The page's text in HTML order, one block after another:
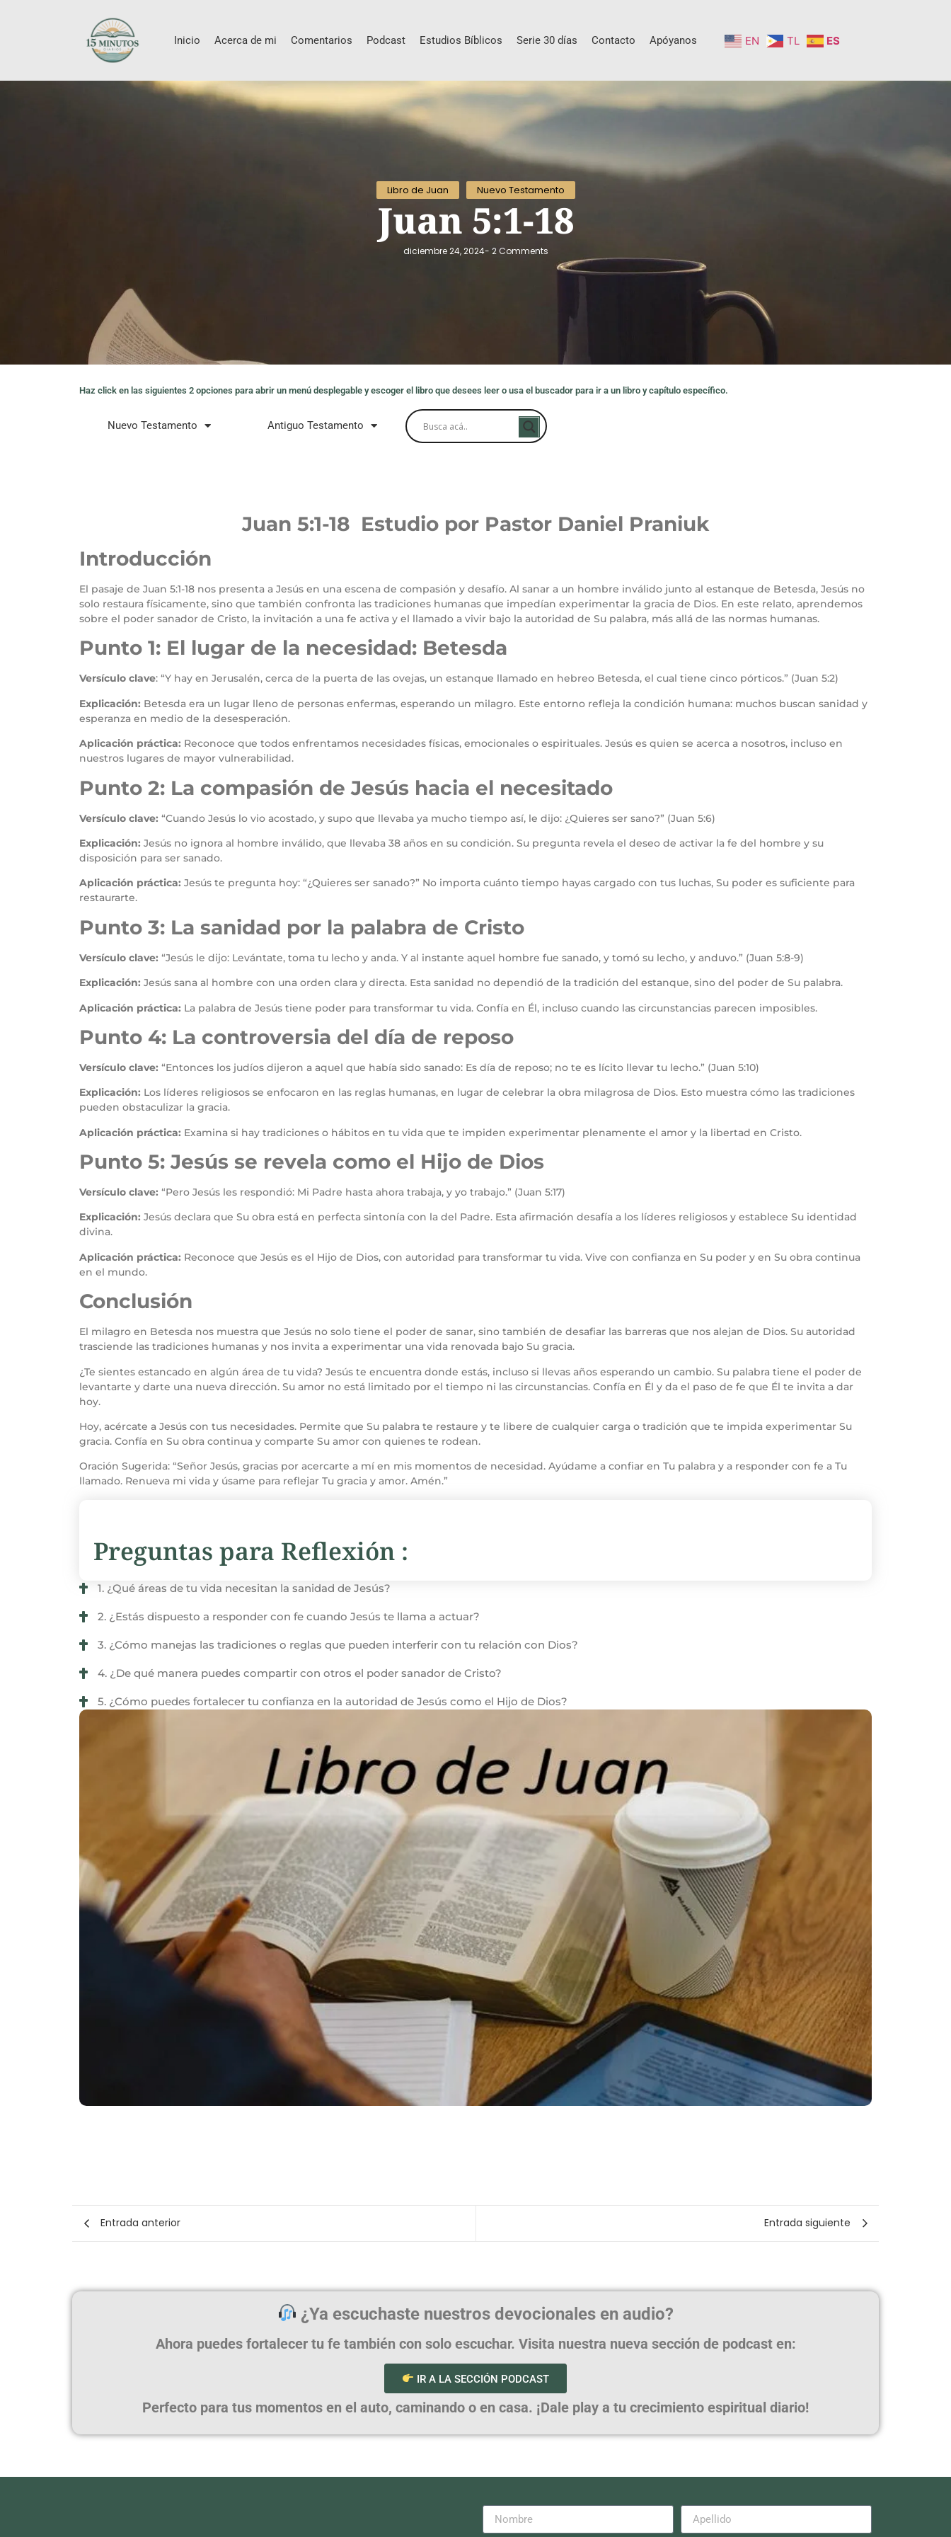
Inicio Acerca de mi Comentarios Podcast Estudios Bíblicos Serie 30 días Contacto Apóyanos EN TL ES
Libro de Juan Nuevo Testamento
Juan 5:1-18
diciembre 24, 2024- 2 Comments
Haz click en las siguientes 2 opciones para abrir un menú desplegable y escoger el libro que desees leer o usa el buscador para ir a un libro y capítulo específico.
Nuevo Testamento Antiguo Testamento
Juan 5:1-18 Estudio por Pastor Daniel Praniuk
Introducción
El pasaje de Juan 5:1-18 nos presenta a Jesús en una escena de compasión y desafío. Al sanar a un hombre inválido junto al estanque de Betesda, Jesús no
solo restaura físicamente, sino que también confronta las tradiciones humanas que impedían experimentar la gracia de Dios. En este relato, aprendemos
sobre el poder sanador de Cristo, la invitación a una fe activa y el llamado a vivir bajo la autoridad de Su palabra, más allá de las normas humanas.
Punto 1: El lugar de la necesidad: Betesda
Versículo clave: “Y hay en Jerusalén, cerca de la puerta de las ovejas, un estanque llamado en hebreo Betesda, el cual tiene cinco pórticos.” (Juan 5:2)
Explicación: Betesda era un lugar lleno de personas enfermas, esperando un milagro. Este entorno refleja la condición humana: muchos buscan sanidad y
esperanza en medio de la desesperación.
Aplicación práctica: Reconoce que todos enfrentamos necesidades físicas, emocionales o espirituales. Jesús es quien se acerca a nosotros, incluso en
nuestros lugares de mayor vulnerabilidad.
Punto 2: La compasión de Jesús hacia el necesitado
Versículo clave: “Cuando Jesús lo vio acostado, y supo que llevaba ya mucho tiempo así, le dijo: ¿Quieres ser sano?” (Juan 5:6)
Explicación: Jesús no ignora al hombre inválido, que llevaba 38 años en su condición. Su pregunta revela el deseo de activar la fe del hombre y su
disposición para ser sanado.
Aplicación práctica: Jesús te pregunta hoy: “¿Quieres ser sanado?” No importa cuánto tiempo hayas cargado con tus luchas, Su poder es suficiente para
restaurarte.
Punto 3: La sanidad por la palabra de Cristo
Versículo clave: “Jesús le dijo: Levántate, toma tu lecho y anda. Y al instante aquel hombre fue sanado, y tomó su lecho, y anduvo.” (Juan 5:8-9)
Explicación: Jesús sana al hombre con una orden clara y directa. Esta sanidad no dependió de la tradición del estanque, sino del poder de Su palabra.
Aplicación práctica: La palabra de Jesús tiene poder para transformar tu vida. Confía en Él, incluso cuando las circunstancias parecen imposibles.
Punto 4: La controversia del día de reposo
Versículo clave: “Entonces los judíos dijeron a aquel que había sido sanado: Es día de reposo; no te es lícito llevar tu lecho.” (Juan 5:10)
Explicación: Los líderes religiosos se enfocaron en las reglas humanas, en lugar de celebrar la obra milagrosa de Dios. Esto muestra cómo las tradiciones
pueden obstaculizar la gracia.
Aplicación práctica: Examina si hay tradiciones o hábitos en tu vida que te impiden experimentar plenamente el amor y la libertad en Cristo.
Punto 5: Jesús se revela como el Hijo de Dios
Versículo clave: “Pero Jesús les respondió: Mi Padre hasta ahora trabaja, y yo trabajo.” (Juan 5:17)
Explicación: Jesús declara que Su obra está en perfecta sintonía con la del Padre. Esta afirmación desafía a los líderes religiosos y establece Su identidad
divina.
Aplicación práctica: Reconoce que Jesús es el Hijo de Dios, con autoridad para transformar tu vida. Vive con confianza en Su poder y en Su obra continua
en el mundo.
Conclusión
El milagro en Betesda nos muestra que Jesús no solo tiene el poder de sanar, sino también de desafiar las barreras que nos alejan de Dios. Su autoridad
trasciende las tradiciones humanas y nos invita a experimentar una vida renovada bajo Su gracia.
¿Te sientes estancado en algún área de tu vida? Jesús te encuentra donde estás, incluso si llevas años esperando un cambio. Su palabra tiene el poder de
levantarte y darte una nueva dirección. Su amor no está limitado por el tiempo ni las circunstancias. Confía en Él y da el paso de fe que Él te invita a dar
hoy.
Hoy, acércate a Jesús con tus necesidades. Permite que Su palabra te restaure y te libere de cualquier carga o tradición que te impida experimentar Su
gracia. Confía en Su obra continua y comparte Su amor con quienes te rodean.
Oración Sugerida: “Señor Jesús, gracias por acercarte a mí en mis momentos de necesidad. Ayúdame a confiar en Tu palabra y a responder con fe a Tu
llamado. Renueva mi vida y úsame para reflejar Tu gracia y amor. Amén.”
Preguntas para Reflexión :
1. ¿Qué áreas de tu vida necesitan la sanidad de Jesús?
2. ¿Estás dispuesto a responder con fe cuando Jesús te llama a actuar?
3. ¿Cómo manejas las tradiciones o reglas que pueden interferir con tu relación con Dios?
4. ¿De qué manera puedes compartir con otros el poder sanador de Cristo?
5. ¿Cómo puedes fortalecer tu confianza en la autoridad de Jesús como el Hijo de Dios?
Entrada anterior Entrada siguiente
¿Ya escuchaste nuestros devocionales en audio?
Ahora puedes fortalecer tu fe también con solo escuchar. Visita nuestra nueva sección de podcast en:
IR A LA SECCIÓN PODCAST
Perfecto para tus momentos en el auto, caminando o en casa. ¡Dale play a tu crecimiento espiritual diario!